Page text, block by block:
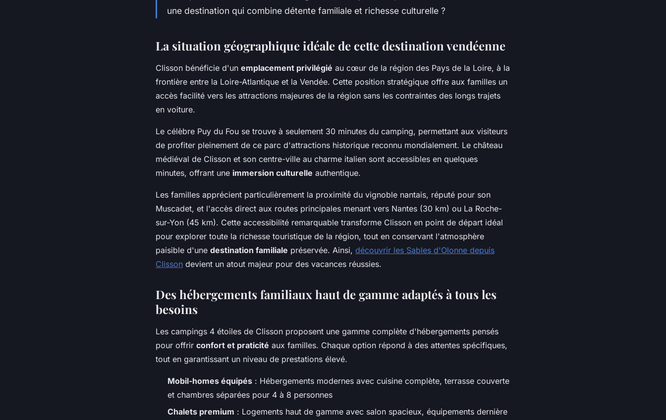
une destination qui combine détente familiale et richesse culturelle ?
La situation géographique idéale de cette destination vendéenne
Clisson bénéficie d'un emplacement privilégié au cœur de la région des Pays de la Loire, à la
frontière entre la Loire-Atlantique et la Vendée. Cette position stratégique offre aux familles un
accès facilité vers les attractions majeures de la région sans les contraintes des longs trajets
en voiture.
Le célèbre Puy du Fou se trouve à seulement 30 minutes du camping, permettant aux visiteurs
de profiter pleinement de ce parc d'attractions historique reconnu mondialement. Le château
médiéval de Clisson et son centre-ville au charme italien sont accessibles en quelques
minutes, offrant une immersion culturelle authentique.
Les familles apprécient particulièrement la proximité du vignoble nantais, réputé pour son
Muscadet, et l'accès direct aux routes principales menant vers Nantes (30 km) ou La Roche-
sur-Yon (45 km). Cette accessibilité remarquable transforme Clisson en point de départ idéal
pour explorer toute la richesse touristique de la région, tout en conservant l'atmosphère
paisible d'une destination familiale préservée. Ainsi, découvrir les Sables d'Olonne depuis
Clisson devient un atout majeur pour des vacances réussies.
Des hébergements familiaux haut de gamme adaptés à tous les
besoins
Les campings 4 étoiles de Clisson proposent une gamme complète d'hébergements pensés
pour offrir confort et praticité aux familles. Chaque option répond à des attentes spécifiques,
tout en garantissant un niveau de prestations élevé.
Mobil-homes équipés : Hébergements modernes avec cuisine complète, terrasse couverte
et chambres séparées pour 4 à 8 personnes
Chalets premium : Logements haut de gamme avec salon spacieux, équipements dernière